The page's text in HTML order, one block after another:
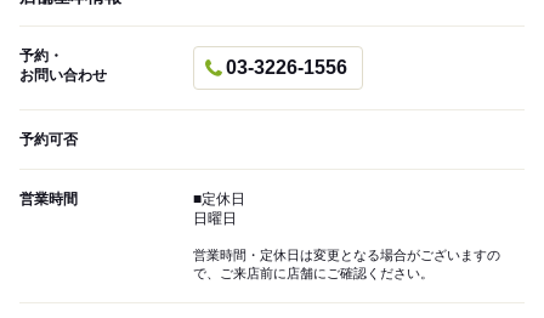
予約・
お問い合わせ
03-3226-1556
予約可否
営業時間
■定休日
日曜日
営業時間・定休日は変更となる場合がございますの
で、ご来店前に店舗にご確認ください。